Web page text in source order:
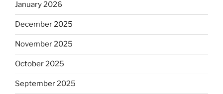
January 2026
December 2025
November 2025
October 2025
September 2025